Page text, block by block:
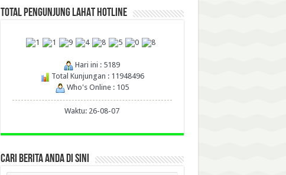
TOTAL PENGUNJUNG LAHAT HOTLINE
Hari ini : 5189
Total Kunjungan : 11948496
Who's Online : 105
Waktu: 26-08-07
CARI BERITA ANDA DI SINI